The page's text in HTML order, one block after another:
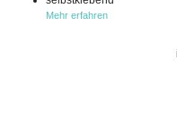
Mehr erfahren